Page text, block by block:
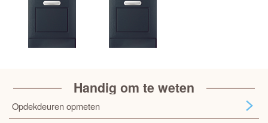
Handig om te weten
Opdekdeuren opmeten